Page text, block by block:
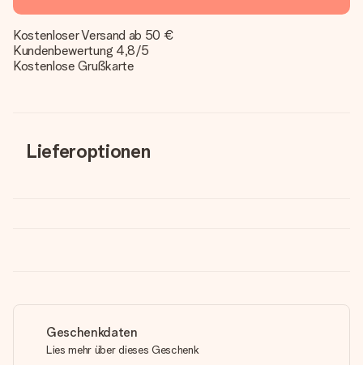
Kostenloser Versand ab 50 €
Kundenbewertung 4,8/5
Kostenlose Grußkarte
Lieferoptionen
Geschenkdaten
Lies mehr über dieses Geschenk